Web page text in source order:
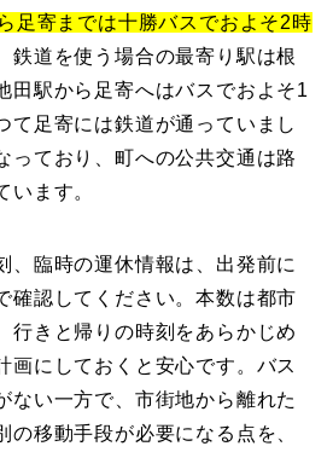
足寄までは十勝バスでおよそ2時
鉄道を使う場合の最寄り駅は根
田駅から足寄へはバスでおよそ1
て足寄には鉄道が通っていまし
っており、町への公共交通は路
います。
、臨時の運休情報は、出発前に
確認してください。本数は都市
行きと帰りの時刻をあらかじめ
画にしておくと安心です。バス
ない一方で、市街地から離れた
の移動手段が必要になる点を、